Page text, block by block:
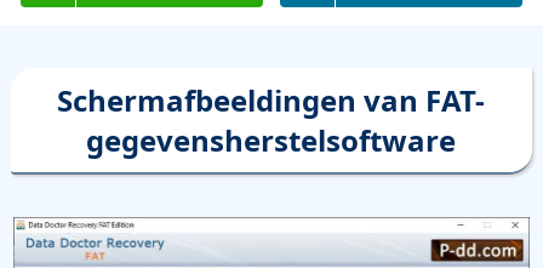
Schermafbeeldingen van FAT-
gegevensherstelsoftware